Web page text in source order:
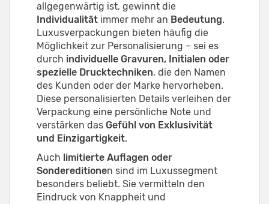
allgegenwärtig ist, gewinnt die
Individualität immer mehr an Bedeutung.
Luxusverpackungen bieten häufig die
Möglichkeit zur Personalisierung – sei es
durch individuelle Gravuren, Initialen oder
spezielle Drucktechniken, die den Namen
des Kunden oder der Marke hervorheben.
Diese personalisierten Details verleihen der
Verpackung eine persönliche Note und
verstärken das Gefühl von Exklusivität
und Einzigartigkeit.
Auch limitierte Auflagen oder
Sondereditionen sind im Luxussegment
besonders beliebt. Sie vermitteln den
Eindruck von Knappheit und